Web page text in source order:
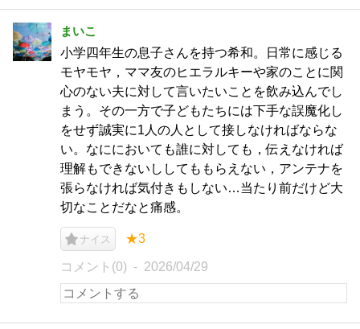
まいこ
小学四年生の息子さんを持つ希和。日常に感じる
モヤモヤ，ママ友のヒエラルキーや家のことに関
心のない夫に対して言いたいことを飲み込んでし
まう。その一方で子どもたちには下手な誤魔化し
をせず誠実に1人の人として接しなければならな
い。なににおいても誰に対しても，伝えなければ
理解もできないししてももらえない，アンテナを
張らなければ気付きもしない…当たり前だけど大
切なことだなと痛感。
ナイス ★3
コメント(0) 2026/04/29